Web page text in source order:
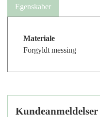
Egenskaber
Materiale
Forgyldt messing
Kundeanmeldelser